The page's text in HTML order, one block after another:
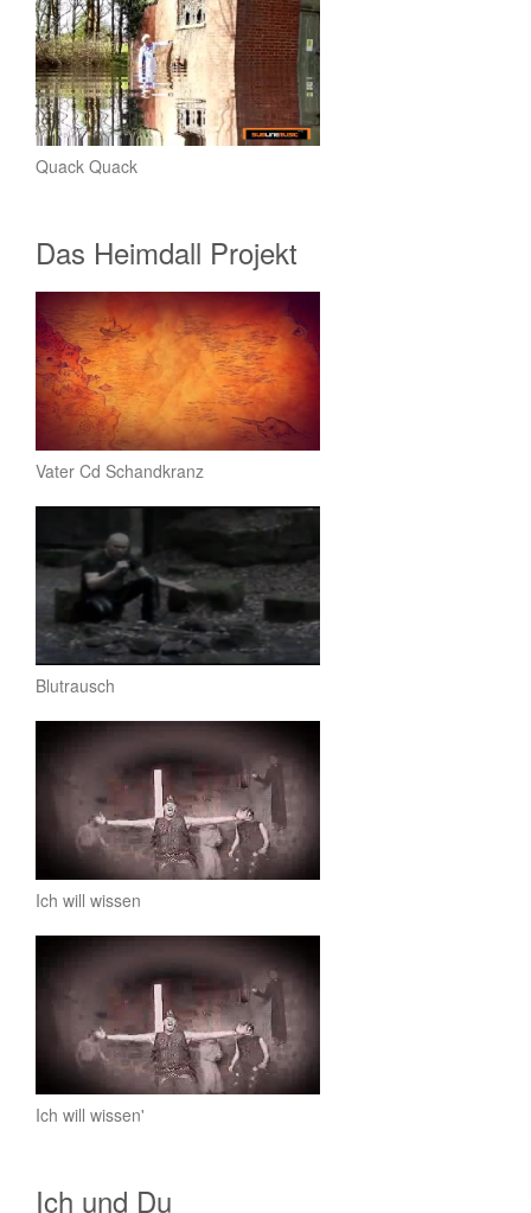
Quack Quack
Das Heimdall Projekt
Vater Cd Schandkranz
Blutrausch
Ich will wissen
Ich will wissen'
Ich und Du